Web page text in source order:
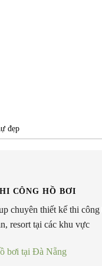
đẹp
CÔNG HỒ BƠI
chuyên thiết kế thi công
resort tại các khu vực
bơi tại Đà Nẵng